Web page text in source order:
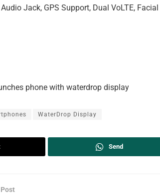
Jack, GPS Support, Dual VoLTE, Facial
phone with waterdrop display
WaterDrop Display
Send